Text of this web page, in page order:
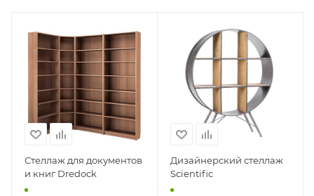
Стеллаж для документов
и книг Dredock
Дизайнерский стеллаж
Scientific